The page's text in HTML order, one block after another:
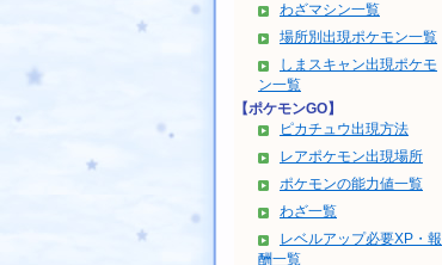
わざマシン一覧
場所別出現ポケモン一覧
しまスキャン出現ポケモ
ン一覧
【ポケモンGO】
ピカチュウ出現方法
レアポケモン出現場所
ポケモンの能力値一覧
わざ一覧
レベルアップ必要XP・報
酬一覧